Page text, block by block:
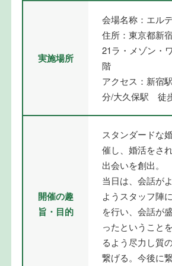
実施場所
会場名称：エル
住所：東京都新
21ラ・メゾン・
階
アクセス：新宿
分/大久保駅 徒
開催の趣
旨・目的
スタンダードな
催し、婚活をさ
出会いを創出。
当日は、会話が
ようスタッフ陣
を行い、会話が
ったということ
るよう尽力し質
繋げる。今後に